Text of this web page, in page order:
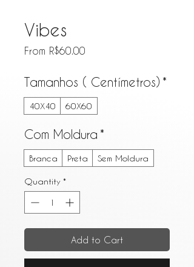
Vibes
From R$60.00
Tamanhos ( Centímetros) *
40X40 60X60
Com Moldura *
Branca Preta Sem Moldura
Quantity *
Add to Cart